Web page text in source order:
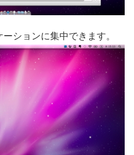
ションに集中できます。